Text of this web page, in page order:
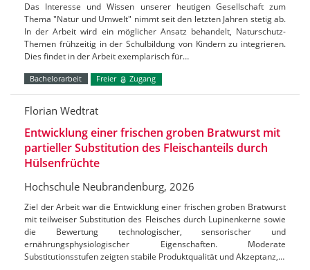
Das Interesse und Wissen unserer heutigen Gesellschaft zum
Thema "Natur und Umwelt" nimmt seit den letzten Jahren stetig ab.
In der Arbeit wird ein möglicher Ansatz behandelt, Naturschutz-
Themen frühzeitig in der Schulbildung von Kindern zu integrieren.
Dies findet in der Arbeit exemplarisch für…
Bachelorarbeit Freier Zugang
Florian Wedtrat
Entwicklung einer frischen groben Bratwurst mit
partieller Substitution des Fleischanteils durch
Hülsenfrüchte
Hochschule Neubrandenburg, 2026
Ziel der Arbeit war die Entwicklung einer frischen groben Bratwurst
mit teilweiser Substitution des Fleisches durch Lupinenkerne sowie
die Bewertung technologischer, sensorischer und
ernährungsphysiologischer Eigenschaften. Moderate
Substitutionsstufen zeigten stabile Produktqualität und Akzeptanz,…